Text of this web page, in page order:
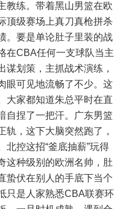
教练。带着黑山男篮在欧
顶级赛场上真刀真枪拼杀
。要是单论肚子里装的战
在CBA任何一支球队当主
谋划策，主抓战术演练，
眼可见地流畅了不少。这
大家都知道朱总平时在直
自捏了一把汗。广东男篮
轨，这下大脑突然跑了，
北控这招“釜底抽薪”玩得
这种级别的欧洲名帅，肚
蛰伏在别人的手底下当个
只是人家熟悉CBA联赛环